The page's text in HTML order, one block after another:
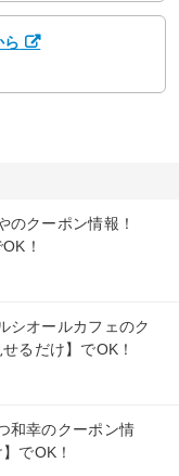
ら
のクーポン情報！
！
シオールカフェのク
るだけ】でOK！
和幸のクーポン情
でOK！